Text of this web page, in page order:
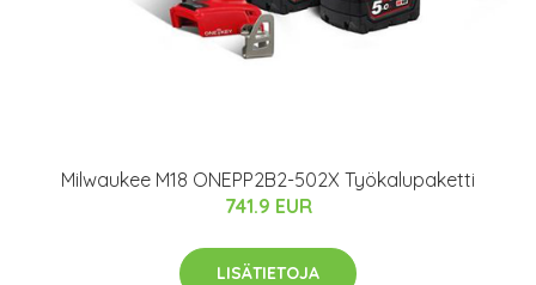
Milwaukee M18 ONEPP2B2-502X Työkalupaketti
741.9 EUR
LISÄTIETOJA